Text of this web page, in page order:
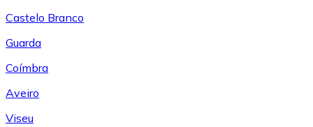
Castelo Branco
Guarda
Coímbra
Aveiro
Viseu